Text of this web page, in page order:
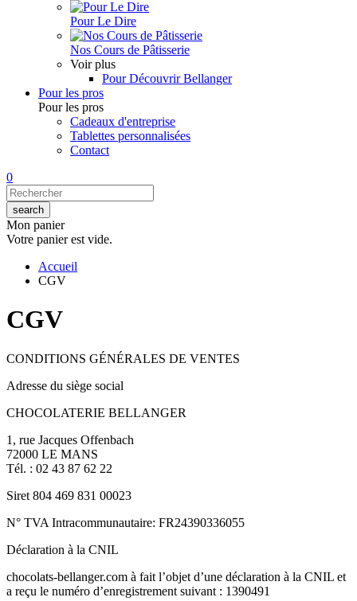
Pour Le Dire
Nos Cours de Pâtisserie
Voir plus
Pour Découvrir Bellanger
Pour les pros
Pour les pros
Cadeaux d'entreprise
Tablettes personnalisées
Contact
0
Mon panier
Votre panier est vide.
Accueil
CGV
CGV
CONDITIONS GÉNÉRALES DE VENTES
Adresse du siège social
CHOCOLATERIE BELLANGER
1, rue Jacques Offenbach
72000 LE MANS
Tél. : 02 43 87 62 22
Siret 804 469 831 00023
N° TVA Intracommunautaire: FR24390336055
Déclaration à la CNIL
chocolats-bellanger.com à fait l’objet d’une déclaration à la CNIL et
a reçu le numéro d’enregistrement suivant : 1390491